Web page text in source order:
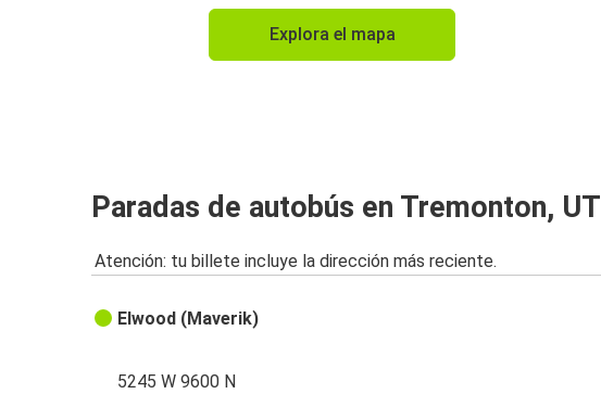
Explora el mapa
Paradas de autobús en Tremonton, UT
Atención: tu billete incluye la dirección más reciente.
Elwood (Maverik)
5245 W 9600 N